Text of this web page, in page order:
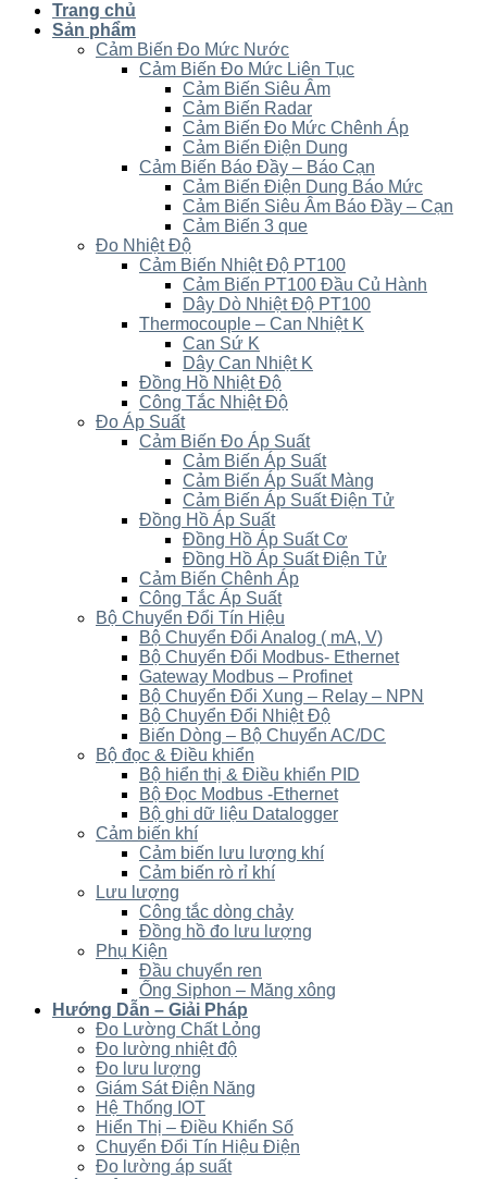
Trang chủ
Sản phẩm
Cảm Biến Đo Mức Nước
Cảm Biến Đo Mức Liên Tục
Cảm Biến Siêu Âm
Cảm Biến Radar
Cảm Biến Đo Mức Chênh Áp
Cảm Biến Điện Dung
Cảm Biến Báo Đầy – Báo Cạn
Cảm Biến Điện Dung Báo Mức
Cảm Biến Siêu Âm Báo Đầy – Cạn
Cảm Biến 3 que
Đo Nhiệt Độ
Cảm Biến Nhiệt Độ PT100
Cảm Biến PT100 Đầu Củ Hành
Dây Dò Nhiệt Độ PT100
Thermocouple – Can Nhiệt K
Can Sứ K
Dây Can Nhiệt K
Đồng Hồ Nhiệt Độ
Công Tắc Nhiệt Độ
Đo Áp Suất
Cảm Biến Đo Áp Suất
Cảm Biến Áp Suất
Cảm Biến Áp Suất Màng
Cảm Biến Áp Suất Điện Tử
Đồng Hồ Áp Suất
Đồng Hồ Áp Suất Cơ
Đồng Hồ Áp Suất Điện Tử
Cảm Biến Chênh Áp
Công Tắc Áp Suất
Bộ Chuyển Đổi Tín Hiệu
Bộ Chuyển Đổi Analog ( mA, V)
Bộ Chuyển Đổi Modbus- Ethernet
Gateway Modbus – Profinet
Bộ Chuyển Đổi Xung – Relay – NPN
Bộ Chuyển Đổi Nhiệt Độ
Biến Dòng – Bộ Chuyển AC/DC
Bộ đọc & Điều khiển
Bộ hiển thị & Điều khiển PID
Bộ Đọc Modbus -Ethernet
Bộ ghi dữ liệu Datalogger
Cảm biến khí
Cảm biến lưu lượng khí
Cảm biến rò rỉ khí
Lưu lượng
Công tắc dòng chảy
Đồng hồ đo lưu lượng
Phụ Kiện
Đầu chuyển ren
Ống Siphon – Măng xông
Hướng Dẫn – Giải Pháp
Đo Lường Chất Lỏng
Đo lường nhiệt độ
Đo lưu lượng
Giám Sát Điện Năng
Hệ Thống IOT
Hiển Thị – Điều Khiển Số
Chuyển Đổi Tín Hiệu Điện
Đo lường áp suất